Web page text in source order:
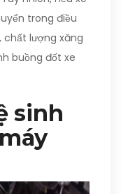
trong điều
chất lượng xăng
buồng đốt xe
sinh